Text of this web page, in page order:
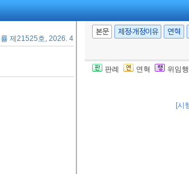
제21525호, 2026. 4. 7., 타법개정]
본문 제정·개정이유 연혁
판례 연혁 위임
[시